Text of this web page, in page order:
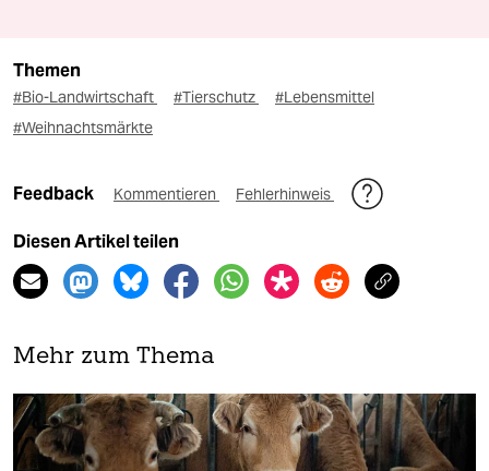
Themen
#Bio-Landwirtschaft #Tierschutz
#Lebensmittel
#Weihnachtsmärkte
Feedback Kommentieren Fehlerhinweis
Diesen Artikel teilen
Mehr zum Thema